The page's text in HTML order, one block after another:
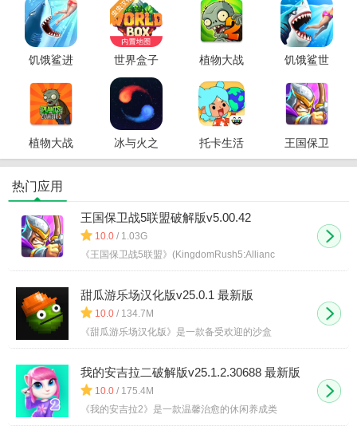
无限金币
破解版
戏中文版
版
饥饿鲨进
解版
世界盒子
破解版全
物品解锁
版
植物大战
版
饥饿鲨世
植物大战
僵尸破解
冰与火之
舞手机版
托卡生活
世界破解
王国保卫
战5联盟破
热门应用
王国保卫战5联盟破解版v5.00.42
10.0 / 1.03G
《王国保卫战5联盟》(KingdomRush5:Allianc
甜瓜游乐场汉化版v25.0.1 最新版
10.0 / 134.7M
《甜瓜游乐场汉化版》是一款备受欢迎的沙盒
我的安吉拉二破解版v25.1.2.30688 最新版
10.0 / 175.4M
《我的安吉拉2》是一款温馨治愈的休闲养成类